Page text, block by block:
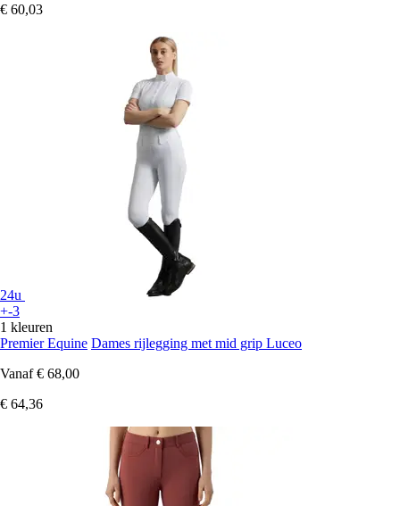
€ 60,03
24u
+-3
1 kleuren
Premier Equine Dames rijlegging met mid grip Luceo
Vanaf € 68,00
€ 64,36